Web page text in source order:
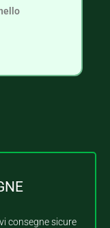
consegne sicure